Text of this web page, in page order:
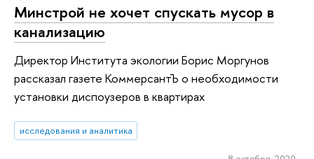
Минстрой не хочет спускать мусор в
канализацию
Директор Института экологии Борис Моргунов
рассказал газете КоммерсантЪ о необходимости
установки диспоузеров в квартирах
исследования и аналитика